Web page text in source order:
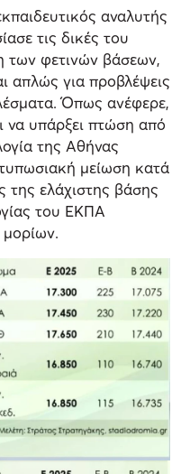
αναλυτής
τις δικές του
των φετινών βάσεων,
απλώς για προβλέψεις
Όπως ανέφερε,
να υπάρξει πτώση από
της Αθήνας
μείωση κατά
της ελάχιστης βάσης
του ΕΚΠΑ